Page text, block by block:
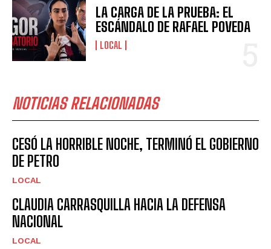
LA CARGA DE LA PRUEBA: EL
ESCÁNDALO DE RAFAEL POVEDA
LOCAL
NOTICIAS RELACIONADAS
CESÓ LA HORRIBLE NOCHE, TERMINÓ EL GOBIERNO
DE PETRO
LOCAL
CLAUDIA CARRASQUILLA HACIA LA DEFENSA
NACIONAL
LOCAL